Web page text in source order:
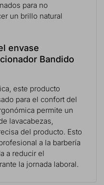
para no
un brillo natural
envase
Bandido
este producto
para el confort del
permite un
lavacabezas,
del producto. Esto
a la barbería
a reducir el
la jornada laboral.